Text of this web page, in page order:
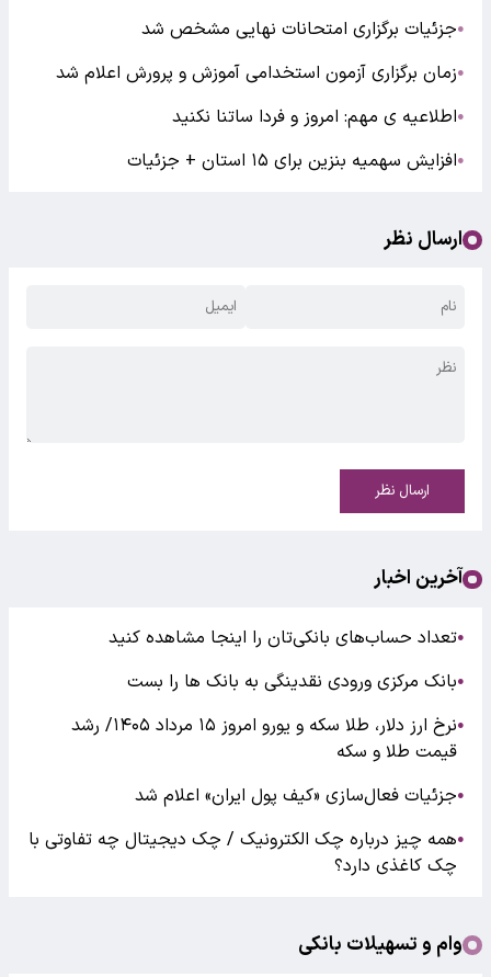
●جزئیات برگزاری امتحانات نهایی مشخص شد
●زمان برگزاری آزمون استخدامی آموزش و پرورش اعلام شد
●اطلاعیه ی مهم: امروز و فردا ساتنا نکنید
●افزایش سهمیه بنزین برای ۱۵ استان + جزئیات
ارسال نظر
ارسال نظر
آخرین اخبار
●تعداد حساب‌های بانکی‌تان را اینجا مشاهده کنید
●بانک مرکزی ورودی نقدینگی به بانک ها را بست
●
نرخ ارز دلار، طلا سکه و یورو امروز ۱۵ مرداد ۱۴۰۵/ رشد
قیمت طلا و سکه
●جزئیات فعال‌سازی «کیف پول ایران» اعلام شد
●همه چیز درباره چک الکترونیک / چک دیجیتال چه تفاوتی با
چک کاغذی دارد؟
وام و تسهیلات بانکی